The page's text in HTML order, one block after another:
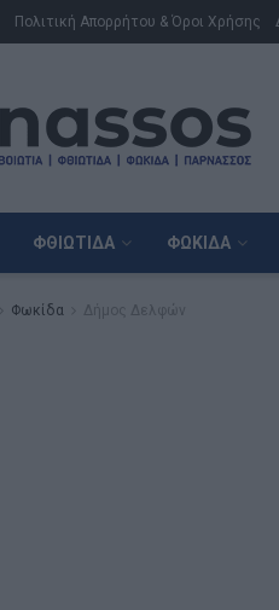
Πολιτική Απορρήτου & Όροι Χρήσης
ΦΘΙΏΤΙΔΑ ΦΩΚΊΔΑ
Φωκίδα Δήμος Δελφών